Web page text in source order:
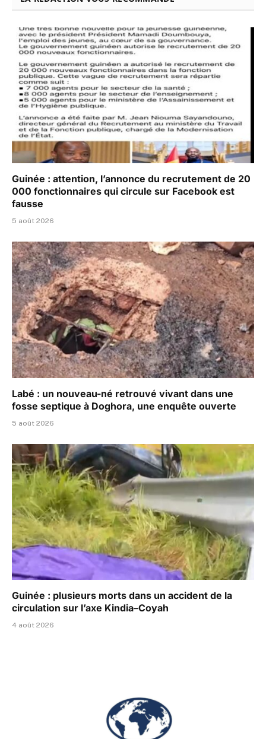
Guinée : attention, l’annonce du recrutement de 20
000 fonctionnaires qui circule sur Facebook est
fausse
5 août 2026
Labé : un nouveau-né retrouvé vivant dans une
fosse septique à Doghora, une enquête ouverte
5 août 2026
Guinée : plusieurs morts dans un accident de la
circulation sur l’axe Kindia–Coyah
4 août 2026